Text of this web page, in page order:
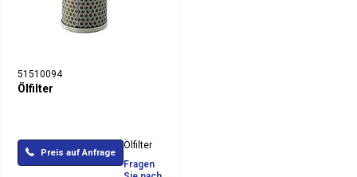
51510094
Ölfilter
Preis auf Anfrage
Ölfilter
Fragen